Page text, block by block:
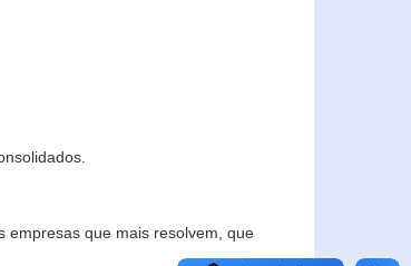
empresas que mais resolvem, que